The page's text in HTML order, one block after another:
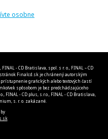
osobne
- CD Bratislava, spol. s r. o., FINAL – CD
Finalcd.sk je chránený autorským
grafických alebo textových častí
spôsobom je bez predchádzajúceho
FINAL - CD plus, s.r.o., FINAL - CD Bratislava,
s. r. o. zakázané.